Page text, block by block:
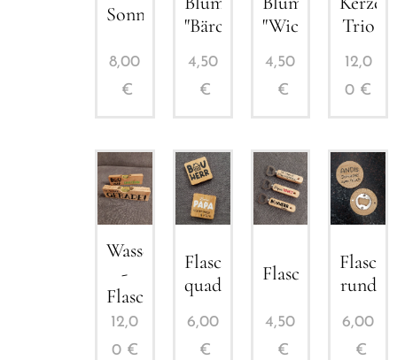
Sonnenbrillenetui
8,00
€
"Bärchen"
4,50
€
"Wichtel"
4,50
€
Trio
12,0
0 €
Wasserwaage
-
Flaschenöffner
12,0
0€
Flaschenöffner
quadratisch
6,00
€
Flaschenöffner
4,50
€
rund
6,00
€